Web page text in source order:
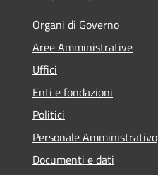
Organi di Governo
Aree Amministrative
Uffici
Enti e fondazioni
Politici
Personale Amministrativo
Documenti e dati